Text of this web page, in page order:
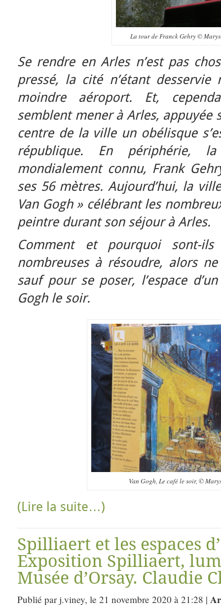
La tour de Franck Gehry ©
Se rendre en Arles n’est pas
pressé, la cité n’étant
moindre aéroport. Et,
semblent mener à Arles, appuyée
centre de la ville un obélisque
république. En périphérie,
mondialement connu, Frank
ses 56 mètres. Aujourd’hui, la
Van Gogh » célébrant les
peintre durant son séjour à Arles.
Comment et pourquoi sont-
nombreuses à résoudre, alors
sauf pour se poser, l’espace
Gogh le soir.
Van Gogh, Le café le soir, ©
(Lire la suite…)
Spilliaert et les espaces
Exposition Spilliaert,
Musée d’Orsay. Claudie
Publié par j.viney, le 21 novembre 2020 à 21:28 |